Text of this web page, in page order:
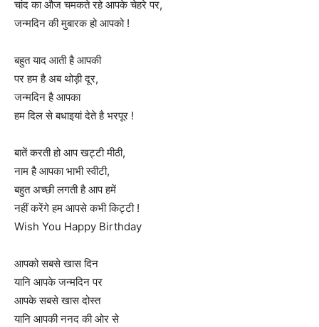
चांद का औज चमकते रहे आपके चेहरे पर,
जन्मदिन की मुबारक हो आपको !
बहुत याद आती है आपकी
पर हम है अब थोड़ी दूर,
जन्मदिन है आपका
हम दिल से बधाइयां देते है भरपूर !
बातें करती हो आप खट्टी मीठी,
नाम है आपका भाभी स्वीटी,
बहुत अच्छी लगती है आप हमें
नहीं करेंगे हम आपसे कभी किट्टी !
Wish You Happy Birthday
आपको सबसे खास दिन
यानि आपके जन्मदिन पर
आपके सबसे खास दोस्त
यानि आपकी ननद की ओर से